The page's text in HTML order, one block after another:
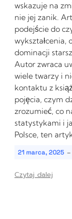
wskazuje na
nie jej zanik.
podejście do
wykształcenia,
dominacji
Autor zwraca
wiele twarzy i
kontaktu z
pojęcia, czym
zrozumieć, co
statystykami i
Polsce, ten
21 marca, 2025 -
Czytaj dalej